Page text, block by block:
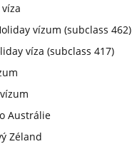
vízum (subclass 462)
víza (subclass 417)
Austrálie
Zéland